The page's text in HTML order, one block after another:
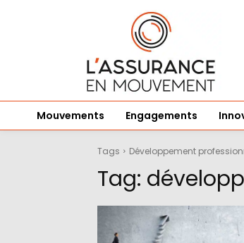
Mouvements Engagements
Tags Développement
Tag: